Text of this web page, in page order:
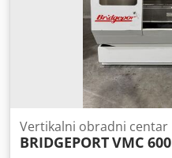
Vertikalni obradni centar
BRIDGEPORTVMC 600